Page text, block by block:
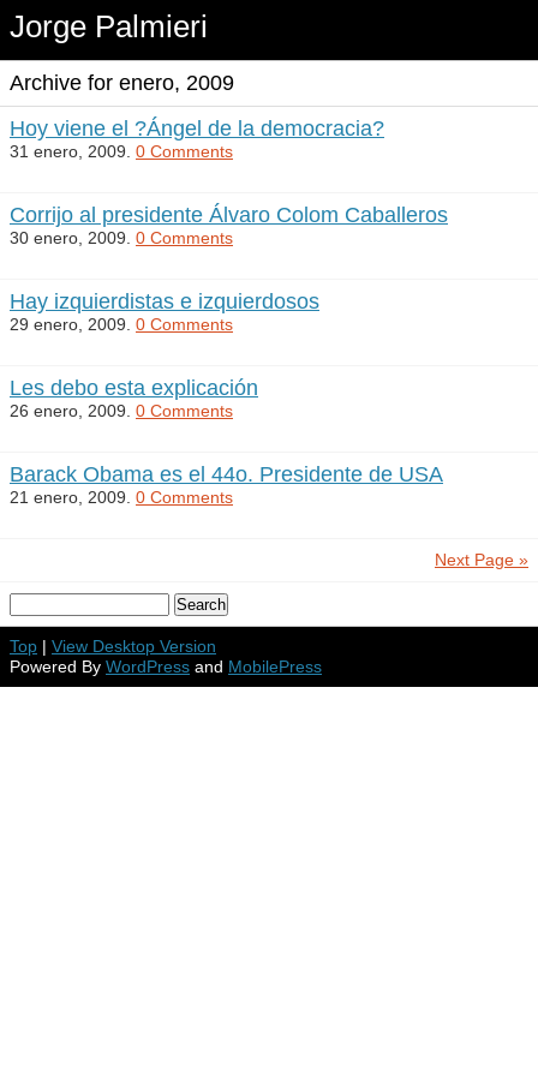
Jorge Palmieri
Archive for enero, 2009
Hoy viene el ?Ángel de la democracia?
31 enero, 2009. 0 Comments
Corrijo al presidente Álvaro Colom Caballeros
30 enero, 2009. 0 Comments
Hay izquierdistas e izquierdosos
29 enero, 2009. 0 Comments
Les debo esta explicación
26 enero, 2009. 0 Comments
Barack Obama es el 44o. Presidente de USA
21 enero, 2009. 0 Comments
Next Page »
Top | View Desktop Version
Powered By WordPress and MobilePress